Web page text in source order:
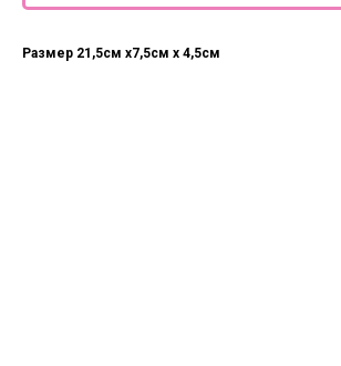
Размер 21,5см х7,5см х 4,5см